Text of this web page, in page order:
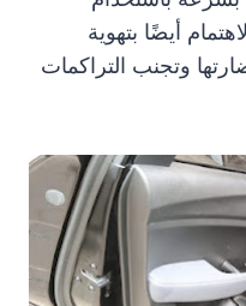
أيضًا بتهوية
وتجنب التراكمات